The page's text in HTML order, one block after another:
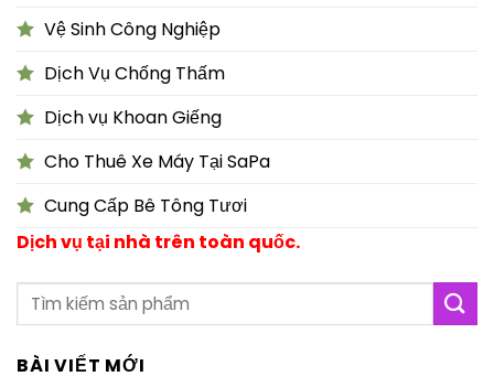
Vệ Sinh Công Nghiệp
Dịch Vụ Chống Thấm
Dịch vụ Khoan Giếng
Cho Thuê Xe Máy Tại SaPa
Cung Cấp Bê Tông Tươi
Dịch vụ tại nhà trên toàn quốc.
BÀI VIẾT MỚI